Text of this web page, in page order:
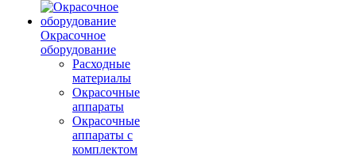
Окрасочное
оборудование
Расходные
материалы
Окрасочные
аппараты
Окрасочные
аппараты с
комплектом